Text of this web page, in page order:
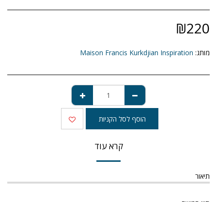
₪220
מותג: Maison Francis Kurkdjian Inspiration
הוסף לסל הקניות
קרא עוד
תיאור